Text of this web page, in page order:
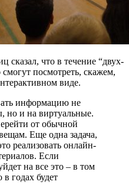
сказал, что в течение “двух-
посмотреть, скажем,
виде.
информацию не
но и на виртуальные.
от обычной
Еще одна задача,
реализовать онлайн-
Если
на все это – в том
в годах будет